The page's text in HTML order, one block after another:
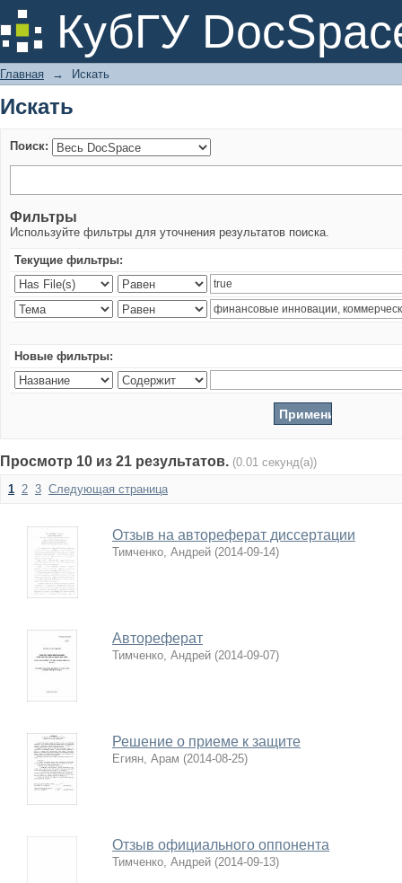
КубГУ
Искать
Главная → Искать
Искать
Поиск:
Фильтры
Используйте фильтры для уточнения результатов поиска.
Текущие фильтры:
Новые фильтры:
Просмотр 10 из 21 результатов. (0.01 секунд(а))
1 2 3 Следующая страница
Отзыв на автореферат диссертации
Тимченко, Андрей (2014-09-14)
Автореферат
Тимченко, Андрей (2014-09-07)
Решение о приеме к защите
Егиян, Арам (2014-08-25)
Отзыв официального оппонента
Тимченко, Андрей (2014-09-13)